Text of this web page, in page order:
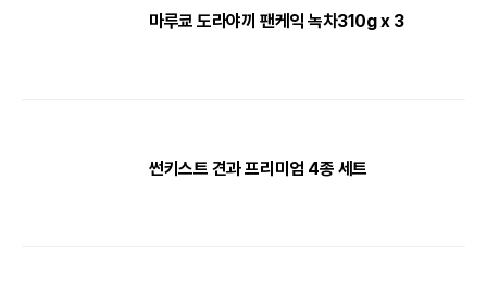
마루쿄 도라야끼 팬케익 녹차310g x 3
썬키스트 견과 프리미엄 4종 세트